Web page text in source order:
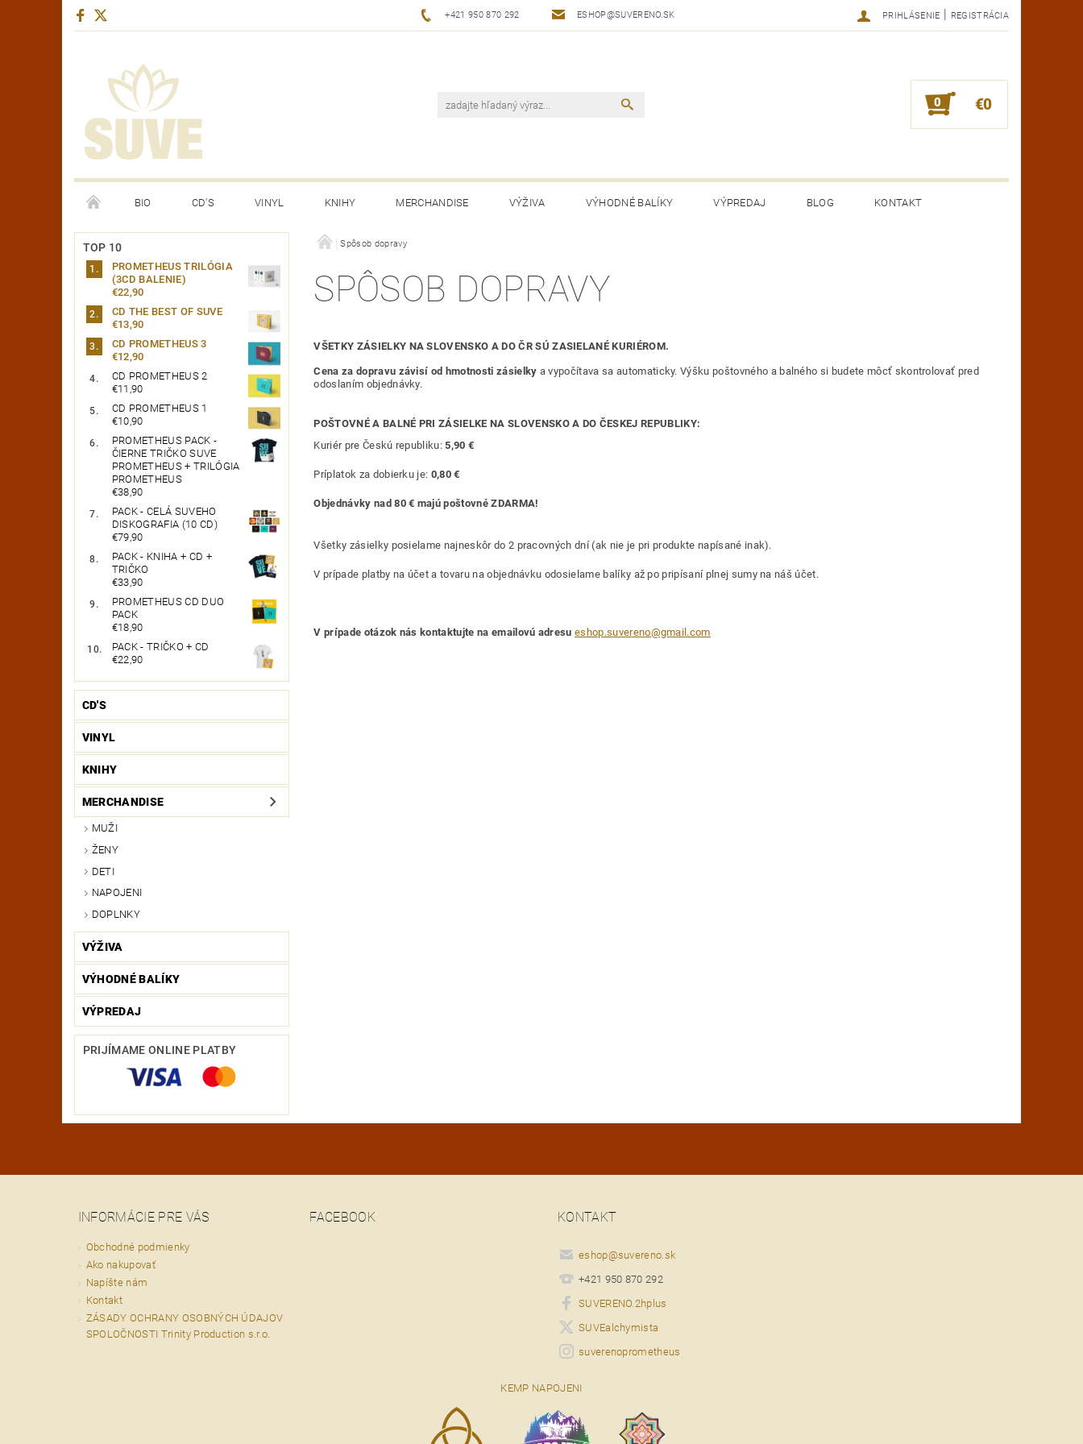
+421 950 870 292 ESHOP@SUVERENO.SK PRIHLÁSENIE | REGISTRÁCIA
0 €0
BIO CD'S VINYL KNIHY MERCHANDISE VÝŽIVA VÝHODNÉ BALÍKY VÝPREDAJ BLOG KONTAKT
YOUTUBE CHANNEL
TOP 10
PROMETHEUS TRILÓGIA
(3CD BALENIE)
€22,90
CD THE BEST OF SUVE
€13,90
CD PROMETHEUS 3
€12,90
CD PROMETHEUS 2
€11,90
CD PROMETHEUS 1
€10,90
PROMETHEUS PACK -
ČIERNE TRIČKO SUVE
PROMETHEUS + TRILÓGIA
PROMETHEUS
€38,90
PACK - CELÁ SUVEHO
DISKOGRAFIA (10 CD)
€79,90
PACK - KNIHA + CD +
TRIČKO
€33,90
PROMETHEUS CD DUO
PACK
€18,90
PACK - TRIČKO + CD
€22,90
CD'S
VINYL
KNIHY
MERCHANDISE
MUŽI
ŽENY
DETI
NAPOJENI
DOPLNKY
VÝŽIVA
VÝHODNÉ BALÍKY
VÝPREDAJ
PRIJÍMAME ONLINE PLATBY
Spôsob dopravy
SPÔSOB DOPRAVY
VŠETKY ZÁSIELKY NA SLOVENSKO A DO ČR SÚ ZASIELANÉ KURIÉROM.
Cena za dopravu závisí od hmotnosti zásielky a vypočítava sa automaticky. Výšku poštovného a balného si budete môcť skontrolovať pred
odoslaním objednávky.
POŠTOVNÉ A BALNÉ PRI ZÁSIELKE NA SLOVENSKO A DO ČESKEJ REPUBLIKY:
Kuriér pre Českú republiku: 5,90 €
Príplatok za dobierku je: 0,80 €
Objednávky nad 80 € majú poštovné ZDARMA!
Všetky zásielky posielame najneskôr do 2 pracovných dní (ak nie je pri produkte napísané inak).
V prípade platby na účet a tovaru na objednávku odosielame balíky až po pripísaní plnej sumy na náš účet.
V prípade otázok nás kontaktujte na emailovú adresueshop.suvereno@gmail.com
INFORMÁCIE PRE VÁS
Obchodné podmienky
Ako nakupovať
Napíšte nám
Kontakt
ZÁSADY OCHRANY OSOBNÝCH ÚDAJOV
SPOLOČNOSTI Trinity Production s.r.o.
FACEBOOK KONTAKT
eshop@suvereno.sk
+421 950 870 292
SUVERENO.2hplus
SUVEalchymista
suverenoprometheus
KEMP NAPOJENI